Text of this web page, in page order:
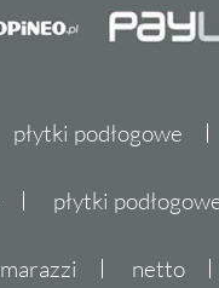
płytki podłogowe
płytki
marazzi netto